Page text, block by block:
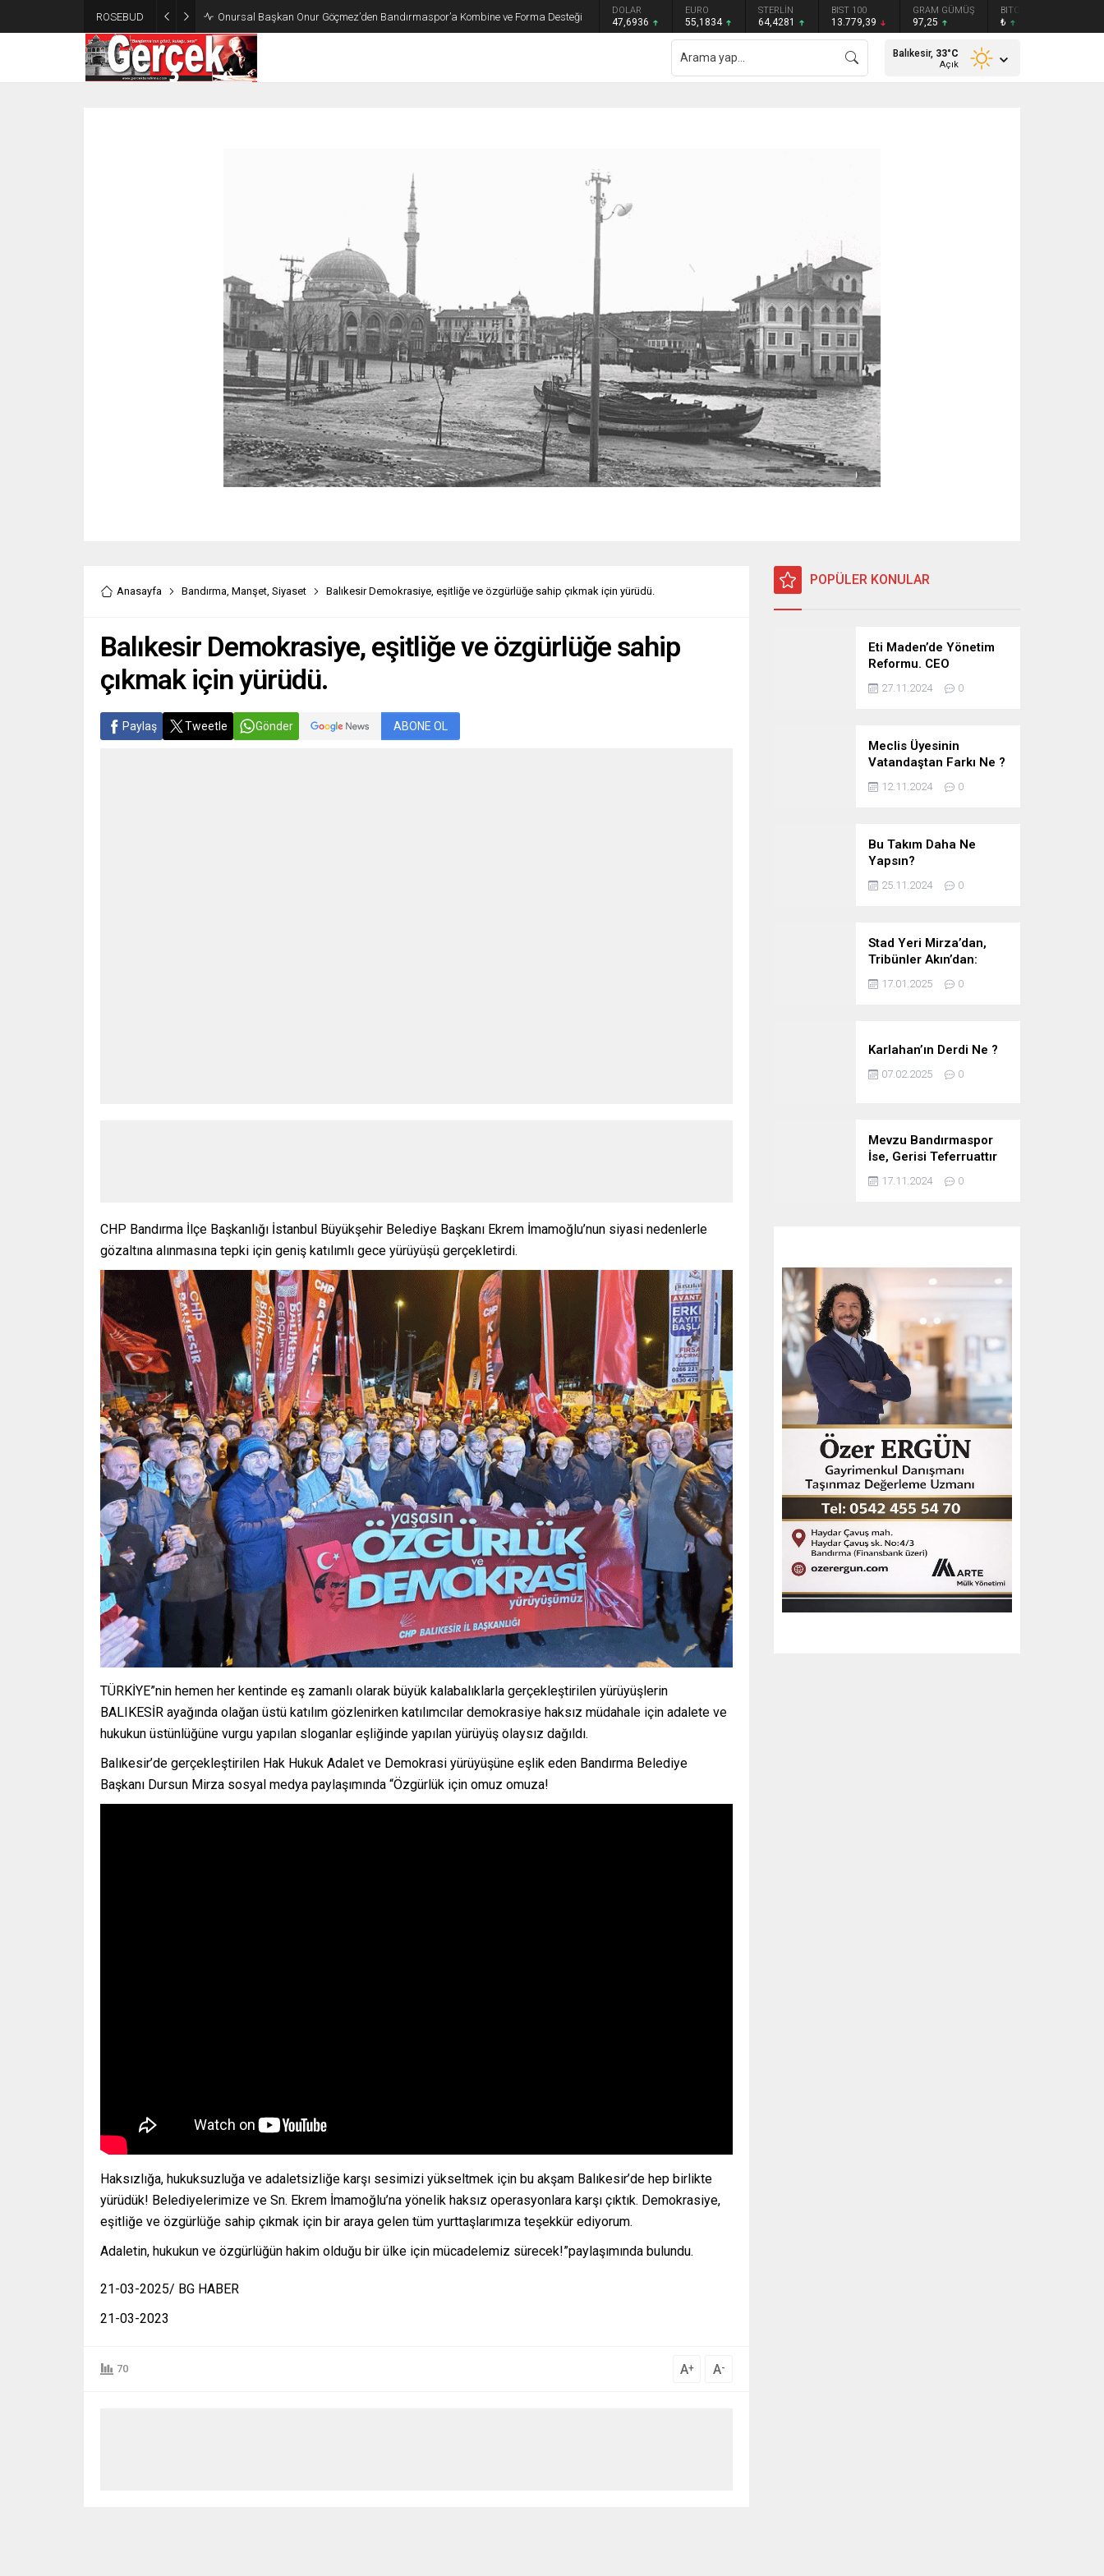
ROSEBUD Onursal Başkan Onur Göçmez’den Bandırmaspor’a Kombine ve Forma Desteği
GRAM ALTIN
6.659,26
DOLAR
47,6936
EURO
55,1834
STERLİN
64,4281
BIST 100
13.779,39
GRAM GÜMÜŞ
97,25
BITCOIN
₺
Balıkesir, 33°C
Açık
Anasayfa Bandırma, Manşet, Siyaset Balıkesir Demokrasiye, eşitliğe ve özgürlüğe sahip çıkmak için yürüdü.
Balıkesir Demokrasiye, eşitliğe ve özgürlüğe sahip
çıkmak için yürüdü.
Paylaş Tweetle Gönder ABONE OL
CHP Bandırma İlçe Başkanlığı İstanbul Büyükşehir Belediye Başkanı Ekrem İmamoğlu’nun siyasi nedenlerle
gözaltına alınmasına tepki için geniş katılımlı gece yürüyüşü gerçekletirdi.
TÜRKİYE”nin hemen her kentinde eş zamanlı olarak büyük kalabalıklarla gerçekleştirilen yürüyüşlerin
BALIKESİR ayağında olağan üstü katılım gözlenirken katılımcılar demokrasiye haksız müdahale için adalete ve
hukukun üstünlüğüne vurgu yapılan sloganlar eşliğinde yapılan yürüyüş olaysız dağıldı.
Balıkesir’de gerçekleştirilen Hak Hukuk Adalet ve Demokrasi yürüyüşüne eşlik eden Bandırma Belediye
Başkanı Dursun Mirza sosyal medya paylaşımında “Özgürlük için omuz omuza!
Haksızlığa, hukuksuzluğa ve adaletsizliğe karşı sesimizi yükseltmek için bu akşam Balıkesir’de hep birlikte
yürüdük! Belediyelerimize ve Sn. Ekrem İmamoğlu’na yönelik haksız operasyonlara karşı çıktık. Demokrasiye,
eşitliğe ve özgürlüğe sahip çıkmak için bir araya gelen tüm yurttaşlarımıza teşekkür ediyorum.
Adaletin, hukukun ve özgürlüğün hakim olduğu bir ülke için mücadelemiz sürecek!”paylaşımında bulundu.
21-03-2025/ BG HABER
21-03-2023
70 A+ A-
POPÜLER KONULAR
Eti Maden’de Yönetim
Reformu. CEO
Modeli’nde Kadro /
Taşeron İşçilik Ayrımı
27.11.2024 0
Meclis Üyesinin
Vatandaştan Farkı Ne ?
12.11.2024 0
Bu Takım Daha Ne
Yapsın?
25.11.2024 0
Stad Yeri Mirza’dan,
Tribünler Akın’dan:
Geriye Bakanlık Kaldı.
17.01.2025 0
Karlahan’ın Derdi Ne ?
07.02.2025 0
Mevzu Bandırmaspor
İse, Gerisi Teferruattır
17.11.2024 0